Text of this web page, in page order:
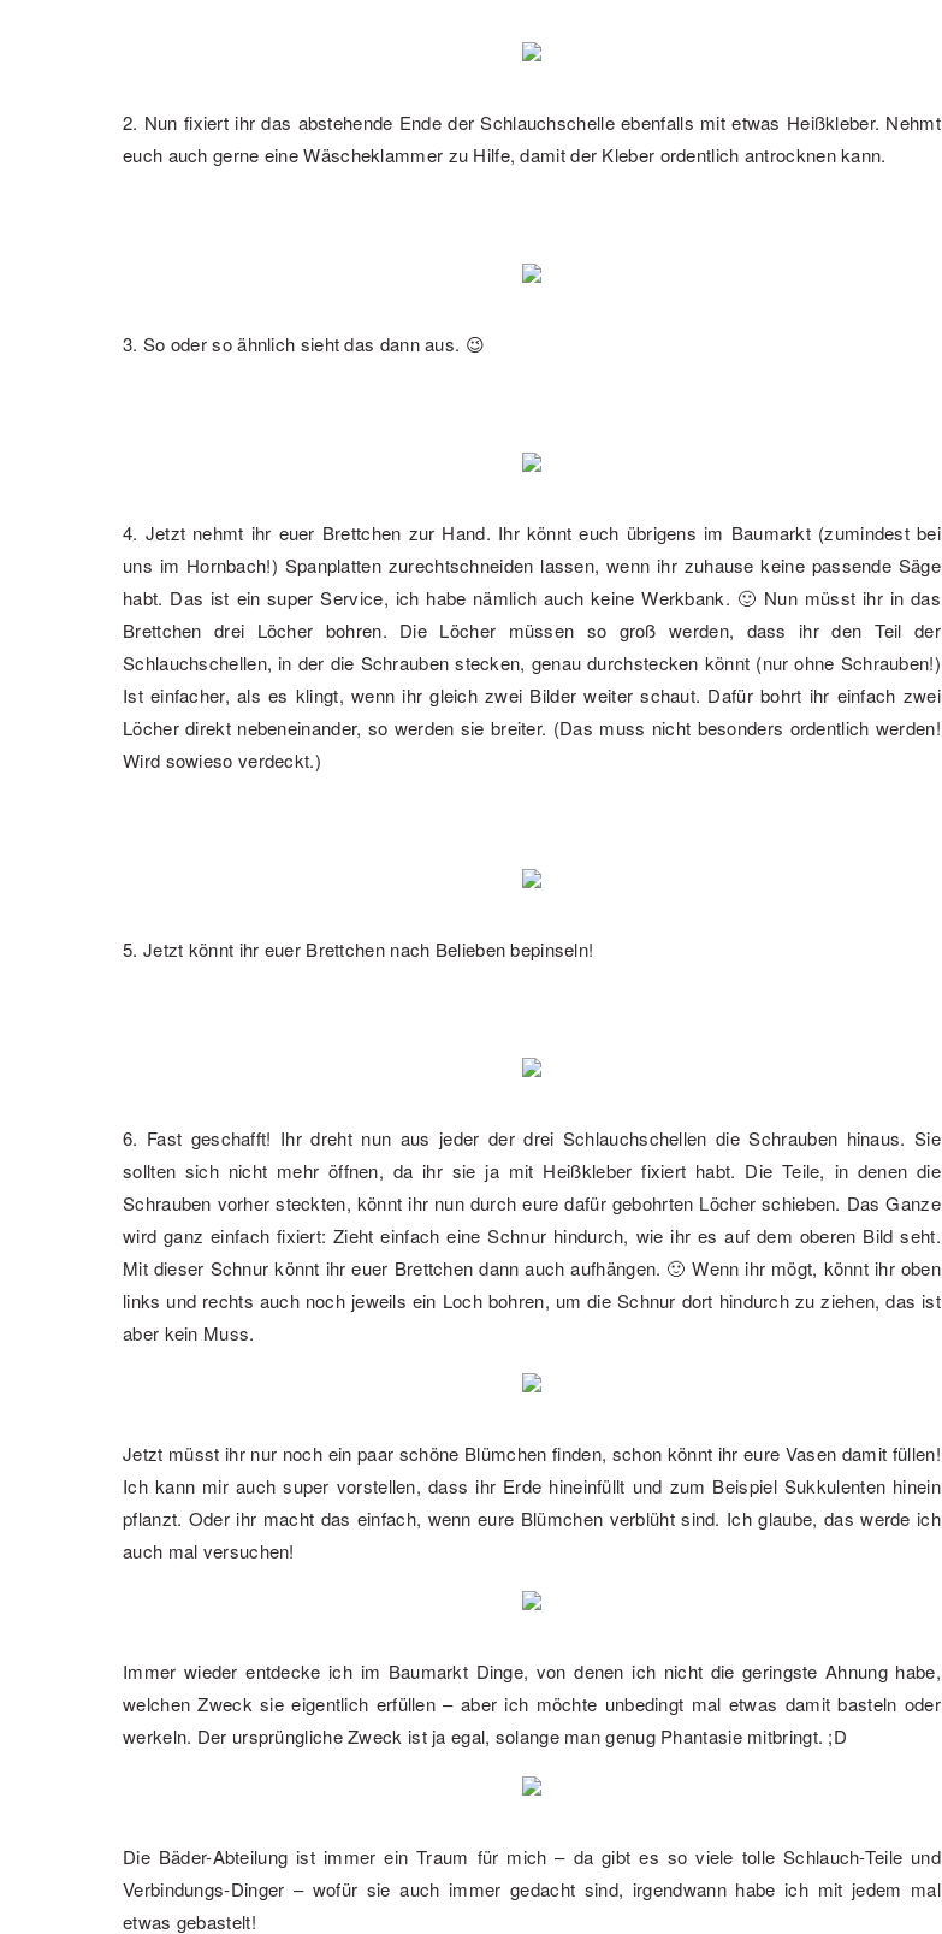
2. Nun fixiert ihr das abstehende Ende der Schlauchschelle ebenfalls mit etwas Heißkleber. Nehmt
euch auch gerne eine Wäscheklammer zu Hilfe, damit der Kleber ordentlich antrocknen kann.
3. So oder so ähnlich sieht das dann aus. 😉
4. Jetzt nehmt ihr euer Brettchen zur Hand. Ihr könnt euch übrigens im Baumarkt (zumindest bei
uns im Hornbach!) Spanplatten zurechtschneiden lassen, wenn ihr zuhause keine passende Säge
habt. Das ist ein super Service, ich habe nämlich auch keine Werkbank. 🙂 Nun müsst ihr in das
Brettchen drei Löcher bohren. Die Löcher müssen so groß werden, dass ihr den Teil der
Schlauchschellen, in der die Schrauben stecken, genau durchstecken könnt (nur ohne Schrauben!)
Ist einfacher, als es klingt, wenn ihr gleich zwei Bilder weiter schaut. Dafür bohrt ihr einfach zwei
Löcher direkt nebeneinander, so werden sie breiter. (Das muss nicht besonders ordentlich werden!
Wird sowieso verdeckt.)
5. Jetzt könnt ihr euer Brettchen nach Belieben bepinseln!
6. Fast geschafft! Ihr dreht nun aus jeder der drei Schlauchschellen die Schrauben hinaus. Sie
sollten sich nicht mehr öffnen, da ihr sie ja mit Heißkleber fixiert habt. Die Teile, in denen die
Schrauben vorher steckten, könnt ihr nun durch eure dafür gebohrten Löcher schieben. Das Ganze
wird ganz einfach fixiert: Zieht einfach eine Schnur hindurch, wie ihr es auf dem oberen Bild seht.
Mit dieser Schnur könnt ihr euer Brettchen dann auch aufhängen. 🙂 Wenn ihr mögt, könnt ihr oben
links und rechts auch noch jeweils ein Loch bohren, um die Schnur dort hindurch zu ziehen, das ist
aber kein Muss.
Jetzt müsst ihr nur noch ein paar schöne Blümchen finden, schon könnt ihr eure Vasen damit füllen!
Ich kann mir auch super vorstellen, dass ihr Erde hineinfüllt und zum Beispiel Sukkulenten hinein
pflanzt. Oder ihr macht das einfach, wenn eure Blümchen verblüht sind. Ich glaube, das werde ich
auch mal versuchen!
Immer wieder entdecke ich im Baumarkt Dinge, von denen ich nicht die geringste Ahnung habe,
welchen Zweck sie eigentlich erfüllen – aber ich möchte unbedingt mal etwas damit basteln oder
werkeln. Der ursprüngliche Zweck ist ja egal, solange man genug Phantasie mitbringt. ;D
Die Bäder-Abteilung ist immer ein Traum für mich – da gibt es so viele tolle Schlauch-Teile und
Verbindungs-Dinger – wofür sie auch immer gedacht sind, irgendwann habe ich mit jedem mal
etwas gebastelt!